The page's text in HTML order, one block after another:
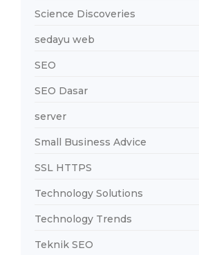
Science Discoveries
sedayu web
SEO
SEO Dasar
server
Small Business Advice
SSL HTTPS
Technology Solutions
Technology Trends
Teknik SEO